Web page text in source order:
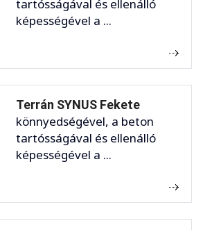
tartósságával és ellenálló
képességével a ...
Terrán SYNUS Fekete
könnyedségével, a beton
tartósságával és ellenálló
képességével a ...